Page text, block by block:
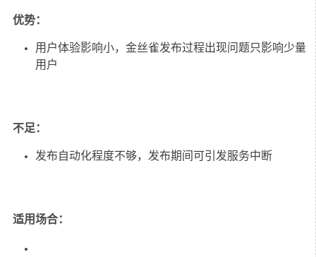
优势：
用户体验影响小，金丝雀发布过程出现问题只影响少量
用户
不足：
发布自动化程度不够，发布期间可引发服务中断
适用场合：